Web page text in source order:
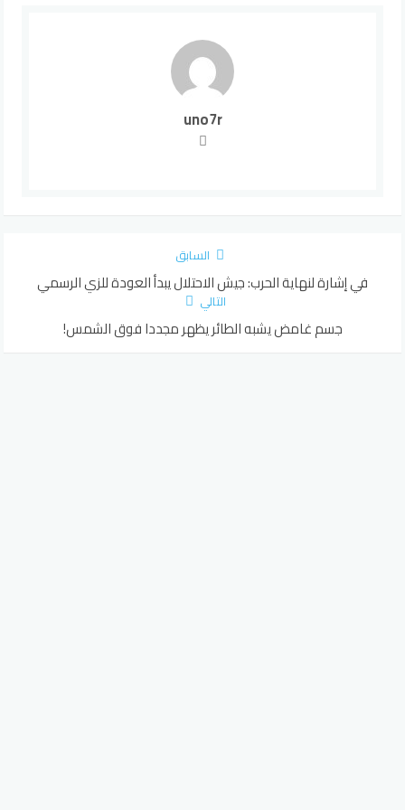
uno7r
السابق
في إشارة لنهاية الحرب: جيش الاحتلال يبدأ العودة للزي الرسمي
التالي
جسم غامض يشبه الطائر يظهر مجددا فوق الشمس!